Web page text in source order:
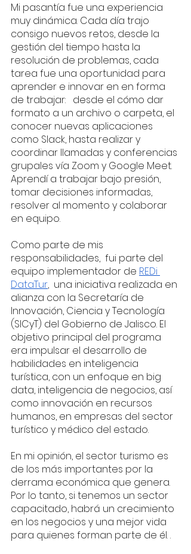
Mi pasantía fue una experiencia
muy dinámica. Cada día trajo
consigo nuevos retos, desde la
gestión del tiempo hasta la
resolución de problemas, cada
tarea fue una oportunidad para
aprender e innovar en en forma
de trabajar:   desde el cómo dar
formato a un archivo o carpeta, el
conocer nuevas aplicaciones
como Slack, hasta realizar y
coordinar llamadas y conferencias
grupales vía Zoom y Google Meet.
Aprendí a trabajar bajo presión,
tomar decisiones informadas,
resolver al momento y colaborar
en equipo.
Como parte de mis
responsabilidades,  fui parte del
equipo implementador de REDi
DataTur,  una iniciativa realizada en
alianza con la Secretaría de
Innovación, Ciencia y Tecnología
(SICyT) del Gobierno de Jalisco. El
objetivo principal del programa
era impulsar el desarrollo de
habilidades en inteligencia
turística, con un enfoque en big
data, inteligencia de negocios, así
como innovación en recursos
humanos, en empresas del sector
turístico y médico del estado.
En mi opinión, el sector turismo es
de los más importantes por la
derrama económica que genera.
Por lo tanto, si tenemos un sector
capacitado, habrá un crecimiento
en los negocios y una mejor vida
para quienes forman parte de él. .